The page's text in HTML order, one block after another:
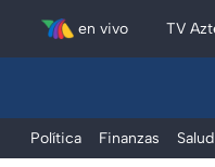
en vivo TV
Política Finanzas